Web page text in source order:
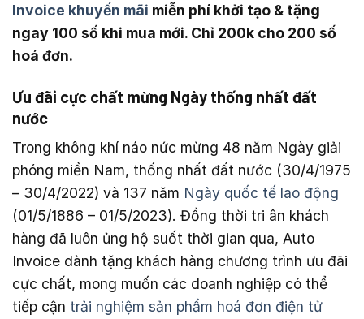
Invoice khuyến mãi miễn phí khởi tạo & tặng
ngay 100 số khi mua mới. Chỉ 200k cho 200 số
hoá đơn.
Ưu đãi cực chất mừng Ngày thống nhất đất
nước
Trong không khí náo nức mừng 48 năm Ngày giải
phóng miền Nam, thống nhất đất nước (30/4/1975
– 30/4/2022) và 137 năm Ngày quốc tế lao động
(01/5/1886 – 01/5/2023). Đồng thời tri ân khách
hàng đã luôn ủng hộ suốt thời gian qua, Auto
Invoice dành tặng khách hàng chương trình ưu đãi
cực chất, mong muốn các doanh nghiệp có thể
tiếp cận trải nghiệm sản phẩm hoá đơn điện tử